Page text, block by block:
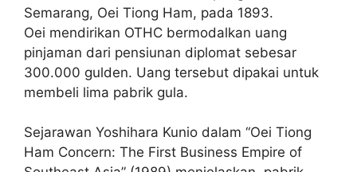
Semarang, Oei Tiong Ham, pada 1893.
Oei mendirikan OTHC bermodalkan uang
pinjaman dari pensiunan diplomat sebesar
300.000 gulden. Uang tersebut dipakai untuk
membeli lima pabrik gula.
Sejarawan Yoshihara Kunio dalam “Oei Tiong
Ham Concern: The First Business Empire of